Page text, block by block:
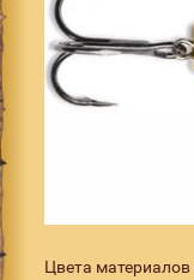
Цвета материалов